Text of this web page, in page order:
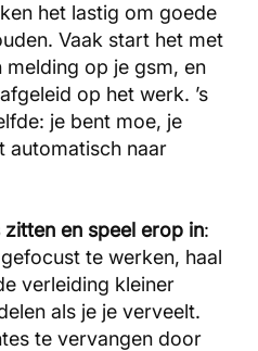
het lastig om goede
Vaak start het met
op je gsm, en
op het werk. ’s
je bent moe, je
automatisch naar
en speel erop in:
te werken, haal
verleiding kleiner
als je je verveelt.
te vervangen door